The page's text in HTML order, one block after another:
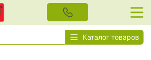
Каталог товаров